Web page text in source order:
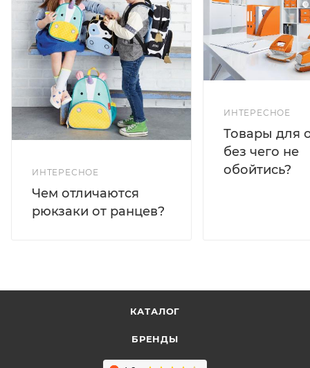
ИНТЕРЕСНОЕ
Чем отличаются
рюкзаки от ранцев?
ИНТЕРЕСНОЕ
Товары для
без чего не
обойтись?
КАТАЛОГ
БРЕНДЫ